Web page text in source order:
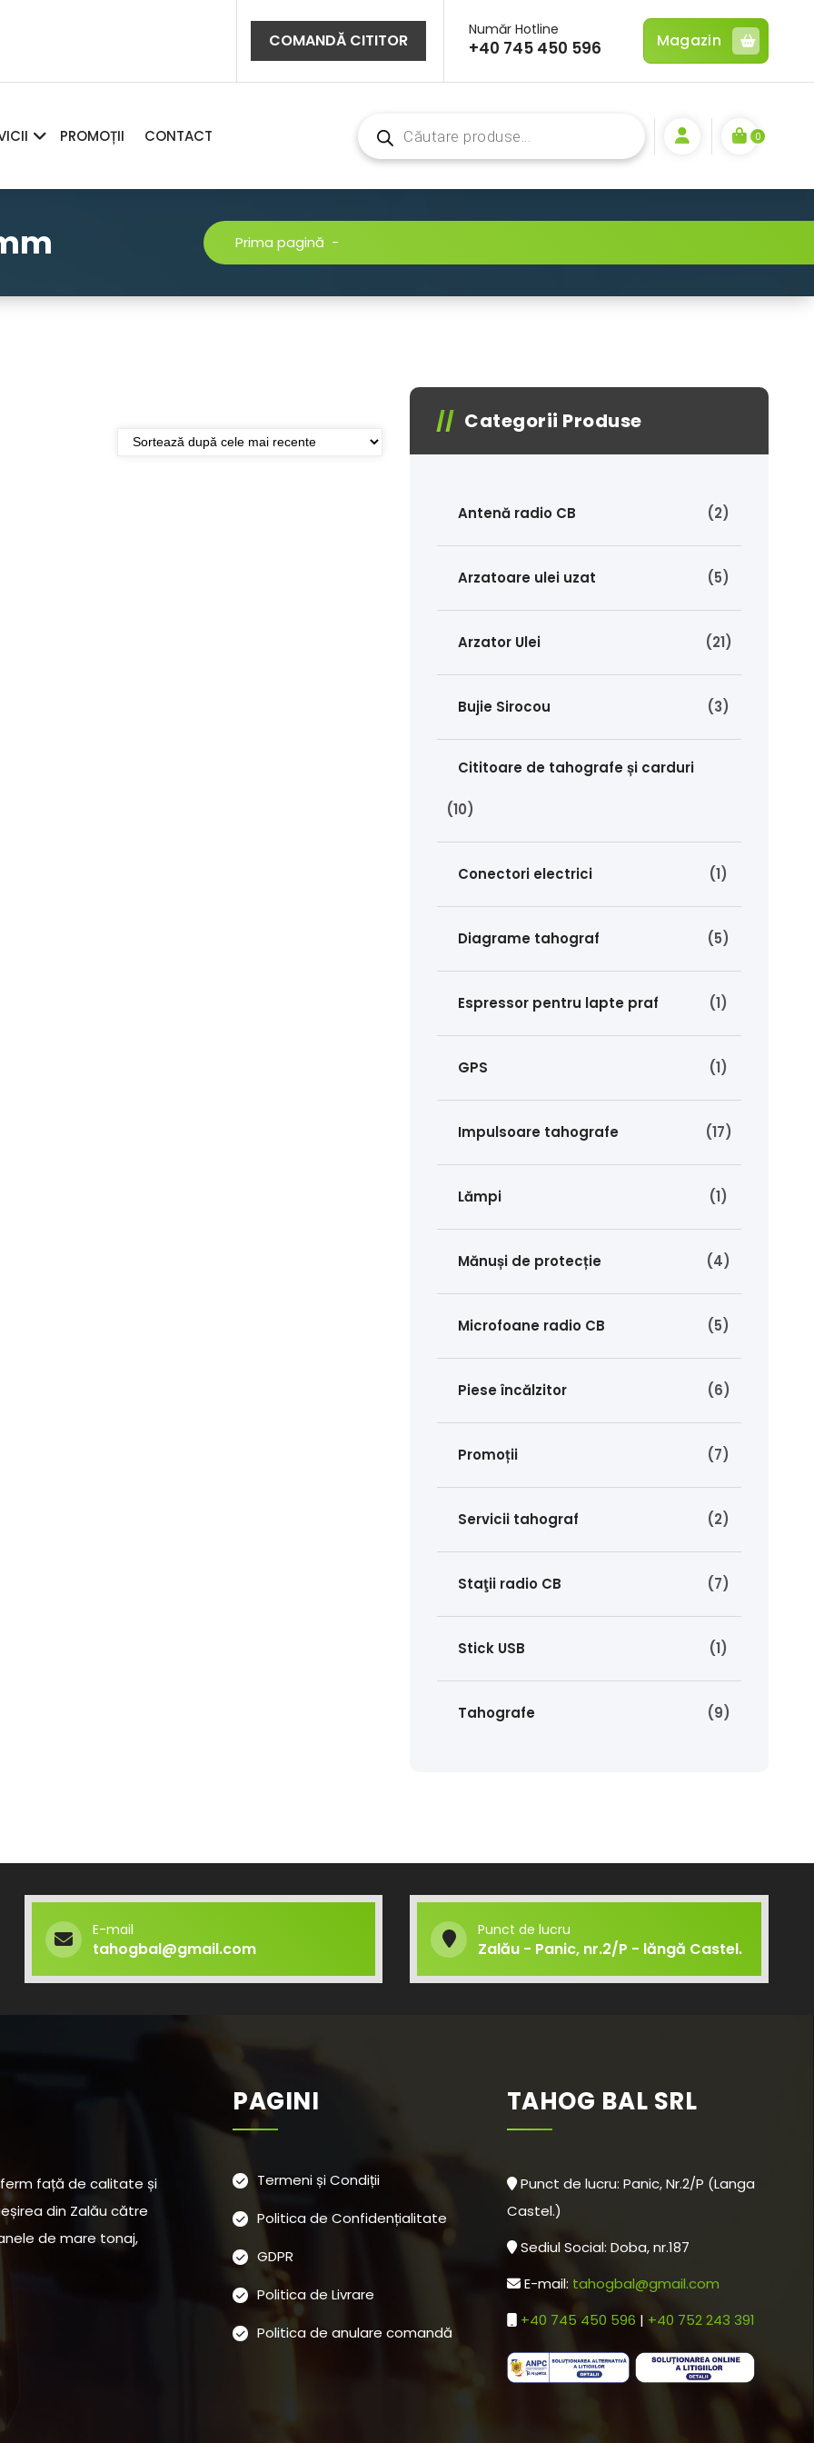
COMANDĂ CITITOR
Număr Hotline
+40 745 450 596 Magazin
PROMOȚII CONTACT search 0
Prima pagină -
Categorii Produse
Antenă radio CB (2)
Arzatoare ulei uzat (5)
Arzator Ulei (21)
Bujie Sirocou (3)
Cititoare de tahografe și carduri
(10)
Conectori electrici (1)
Diagrame tahograf (5)
Espressor pentru lapte praf (1)
GPS (1)
Impulsoare tahografe (17)
Lămpi (1)
Mănuși de protecție (4)
Microfoane radio CB (5)
Piese încălzitor (6)
Promoții (7)
Servicii tahograf (2)
Staţii radio CB (7)
Stick USB (1)
Tahografe (9)
E-mail
tahogbal@gmail.com
Punct de lucru
Zalău - Panic, nr.2/P - lăngă Castel.
față de calitate și
din Zalău către
de mare tonaj,
PAGINI
Termeni și Condiții
Politica de Confidențialitate
GDPR
Politica de Livrare
Politica de anulare comandă
TAHOG BAL SRL
Punct de lucru: Panic, Nr.2/P (Langa
Castel.)
Sediul Social: Doba, nr.187
E-mail: tahogbal@gmail.com
+40 745 450 596 | +40 752 243 391